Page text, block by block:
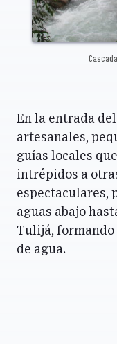
En la entrada
artesanales,
guías locales
intrépidos a
espectaculares,
aguas abajo
Tulijá, formando
de agua.